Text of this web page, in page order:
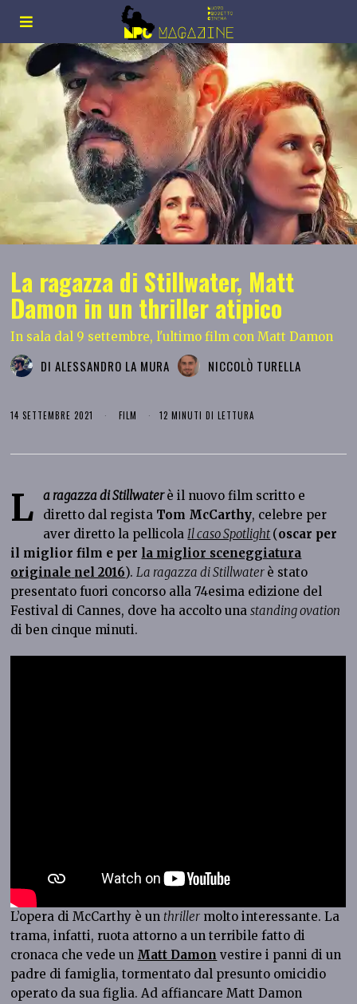
La ragazza di Stillwater, Matt
Damon in un thriller atipico
In sala dal 9 settembre, l'ultimo film con Matt Damon
DIALESSANDRO LA MURA NICCOLÒ TURELLA
14 SETTEMBRE 2021 FILM 12 MINUTI DI LETTURA
L a ragazza di Stillwaterè il nuovo film scritto e
diretto dal regista Tom McCarthy, celebre per
aver diretto la pellicolaIl caso Spotlight (oscar per
il miglior film e per la miglior sceneggiatura
originale nel 2016).La ragazza di Stillwater è stato
presentato fuori concorso alla 74esima edizione del
Festival di Cannes, dove ha accolto unastanding ovation
di ben cinque minuti.
L’opera di McCarthy è un thriller molto interessante. La
trama, infatti, ruota attorno a un terribile fatto di
cronaca che vede un Matt Damon vestire i panni di un
padre di famiglia, tormentato dal presunto omicidio
operato da sua figlia. Ad affiancare Matt Damon